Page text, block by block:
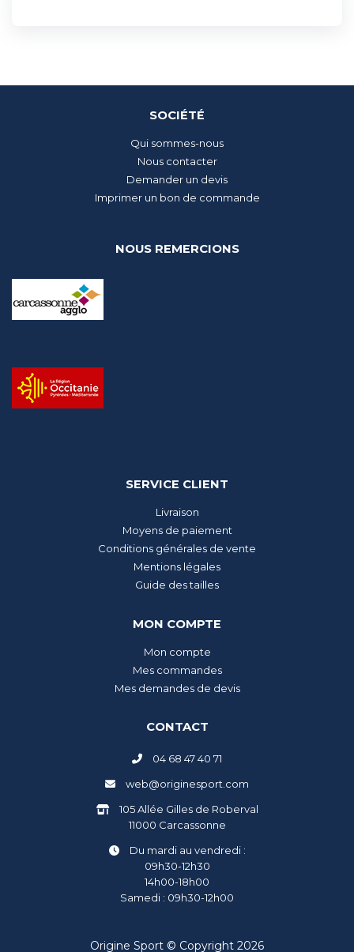
SOCIÉTÉ
Qui sommes-nous
Nous contacter
Demander un devis
Imprimer un bon de commande
NOUS REMERCIONS
SERVICE CLIENT
Livraison
Moyens de paiement
Conditions générales de vente
Mentions légales
Guide des tailles
MON COMPTE
Mon compte
Mes commandes
Mes demandes de devis
CONTACT
04 68 47 40 71
web@originesport.com
105 Allée Gilles de Roberval
11000 Carcassonne
Du mardi au vendredi :
09h30-12h30
14h00-18h00
Samedi : 09h30-12h00
Origine Sport © Copyright 2026